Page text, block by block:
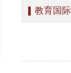
教育国